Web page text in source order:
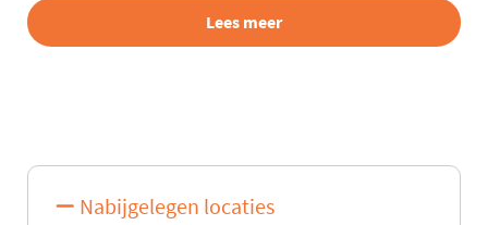
Lees meer
Nabijgelegen locaties